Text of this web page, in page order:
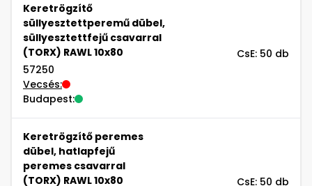
Keretrögzítő
süllyesztettperemű dübel,
süllyesztettfejű csavarral
(TORX) RAWL 10x80
57250
Vecsés:
Budapest:
CsE: 50 db
Keretrögzítő peremes
dübel, hatlapfejű
peremes csavarral
(TORX) RAWL 10x80
CsE: 50 db